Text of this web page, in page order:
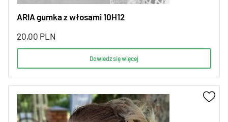
ARIA gumka z włosami 10H12
20,00 PLN
Dowiedz się więcej